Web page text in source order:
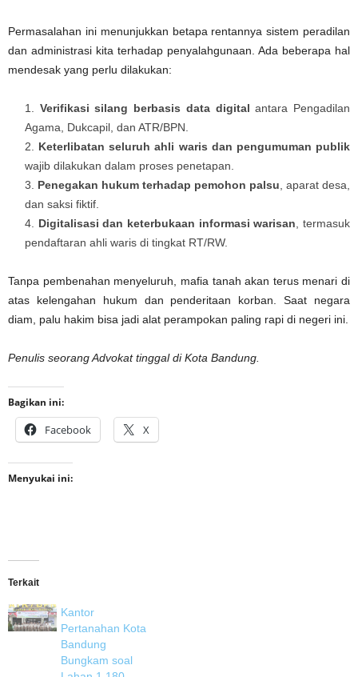
Permasalahan ini menunjukkan betapa rentannya sistem peradilan
dan administrasi kita terhadap penyalahgunaan. Ada beberapa hal
mendesak yang perlu dilakukan:
Verifikasi silang berbasis data digital antara Pengadilan
Agama, Dukcapil, dan ATR/BPN.
Keterlibatan seluruh ahli waris dan pengumuman publik
wajib dilakukan dalam proses penetapan.
Penegakan hukum terhadap pemohon palsu , aparat desa,
dan saksi fiktif.
Digitalisasi dan keterbukaan informasi warisan , termasuk
pendaftaran ahli waris di tingkat RT/RW.
Tanpa pembenahan menyeluruh, mafia tanah akan terus menari di
atas kelengahan hukum dan penderitaan korban. Saat negara
diam, palu hakim bisa jadi alat perampokan paling rapi di negeri ini.
Penulis seorang Advokat tinggal di Kota Bandung.
Bagikan ini:
Facebook X
Menyukai ini:
Terkait
Kantor
Pertanahan Kota
Bandung
Bungkam soal